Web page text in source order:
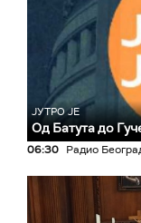
ЈУТРО ЈЕ
Од Батута до
06:30 Радио